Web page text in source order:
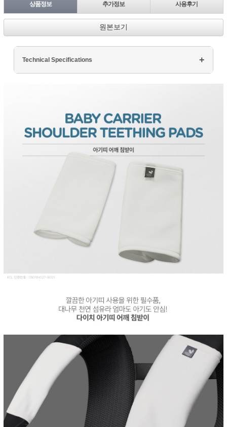
상품정보 추가정보 사용후기
원본보기
Technical Specifications
Graphics: NVIDIA GTX 1660Ti